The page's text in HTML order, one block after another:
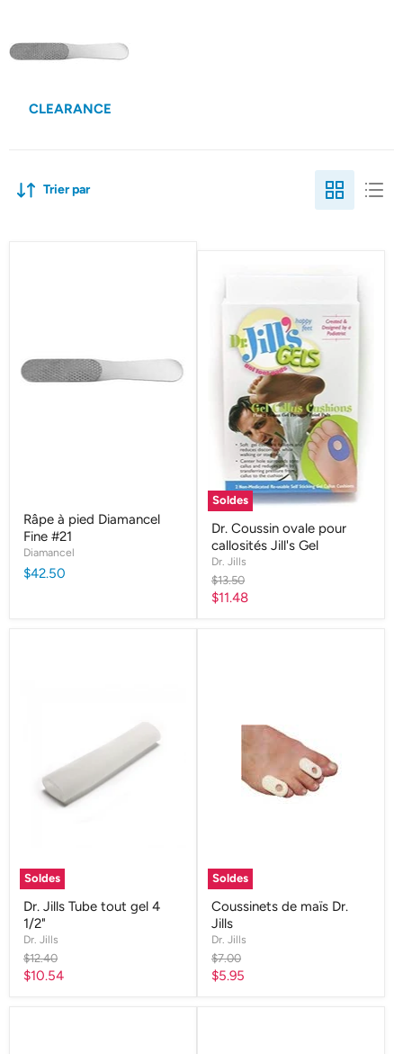
CLEARANCE
Trier par
Râpe à pied Diamancel
Fine #21
Diamancel
$42.50
Soldes
Dr. Coussin ovale pour
callosités Jill's Gel
Dr. Jills
Prix
d'origine
$13.50
Prix
$11.48
Soldes
Dr. Jills Tube tout gel 4
1/2"
Dr. Jills
Prix
d'origine
$12.40
Prix
$10.54
Soldes
Coussinets de maïs Dr.
Jills
Dr. Jills
Prix
d'origine
$7.00
Prix
$5.95